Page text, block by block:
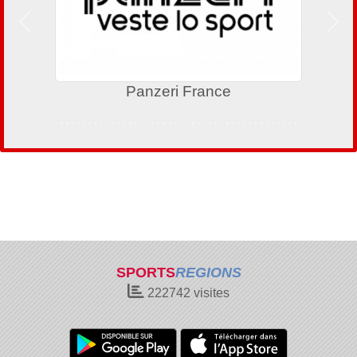
Panzeri France
SPORTSREGIONS
222742 visites